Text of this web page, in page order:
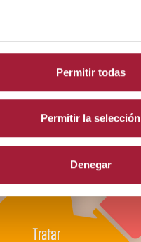
Permitir todas
Permitir la selección
Denegar